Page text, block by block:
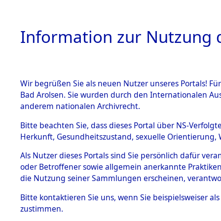
HOME
BESTÄNDE
Inhaftierungsdoku
mente
1.2.9 Beim ITS
verwahrte
1.2.9.1
Effekten aus
0016
Information zur Nutzung
Wir begrüßen Sie als neuen Nutzer unseres Portals!
Bad Arolsen. Sie wurden durch den Internationalen
anderem nationalen Archivrecht.
Bitte beachten Sie, dass dieses Portal über NS-
Herkunft, Gesundheitszustand, sexuelle
Als Nutzer dieses Portals sind Sie persönlich dafür
oder Betroffener sowie allgemein anerkannte
die Nutzung seiner Sammlungen erscheinen,
Bitte kontaktieren Sie uns, wenn Sie beispielsweiser
zustimmen.